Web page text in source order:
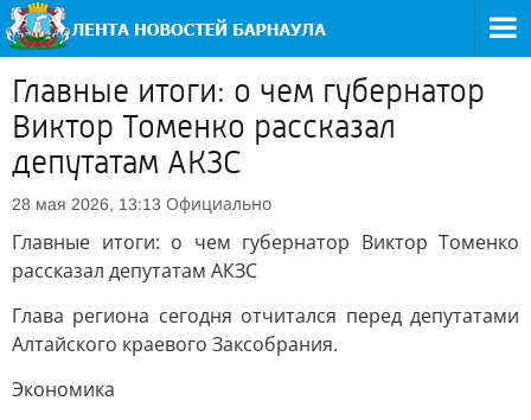
Главные итоги: о чем губернатор
Виктор Томенко рассказал
депутатам АКЗС
28 мая 2026, 13:13 Официально
Главные итоги: о чем губернатор Виктор Томенко
рассказал депутатам АКЗС
Глава региона сегодня отчитался перед депутатами
Алтайского краевого Заксобрания.
Экономика